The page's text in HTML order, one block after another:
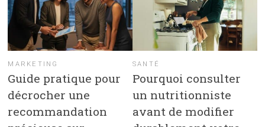
MARKETING
Guide pratique pour
décrocher une
recommandation
SANTÉ
Pourquoi consulter
un nutritionniste
avant de modifier